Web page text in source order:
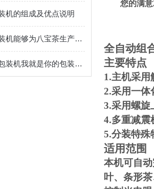
机的组成及优点说明
八宝茶包装机能够为八宝茶生产企业提供高效、卫生、安全的包装解决方案
中药饮片包装机我就是你的包装策划师
您的满
全自动组
主要特点
1.主机采用
2.采用一体
3.采用螺旋
4.多重减震
5.分装特殊
适用范围
本机可自
叶、条形